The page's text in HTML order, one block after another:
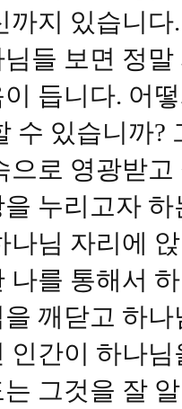
까지 있습니
님들 보면 정
이 듭니다. 어
수 있습니까?
으로 영광받
을 누리고자
나님 자리에
나를 통해서
깨닫고 하
인간이 하나
그것을 잘